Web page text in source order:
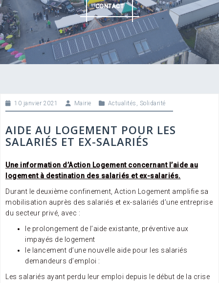
CONTACT
10 janvier 2021 Mairie Actualités , Solidarité
AIDE AU LOGEMENT POUR LES
SALARIÉS ET EX-SALARIÉS
Une information d’Action Logement concernant l’aide au
logement à destination des salariés et ex-salariés.
Durant le deuxième confinement, Action Logement amplifie sa
mobilisation auprès des salariés et ex-salariés d’une entreprise
du secteur privé, avec :
le prolongement de l’aide existante, préventive aux
impayés de logement
le lancement d’une nouvelle aide pour les salariés
demandeurs d’emploi :
Les salariés ayant perdu leur emploi depuis le début de la crise